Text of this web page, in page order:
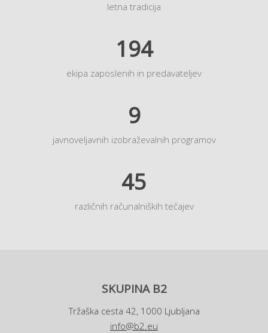
letna tradicija
194
ekipa zaposlenih in predavateljev
9
javnoveljavnih izobraževalnih programov
45
različnih računalniških tečajev
SKUPINA B2
Tržaška cesta 42, 1000 Ljubljana
info@b2.eu